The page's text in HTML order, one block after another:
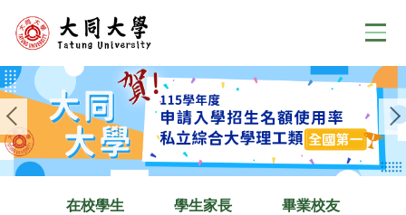
到
要
內
容
區
在校學生 學生家長 畢業校友